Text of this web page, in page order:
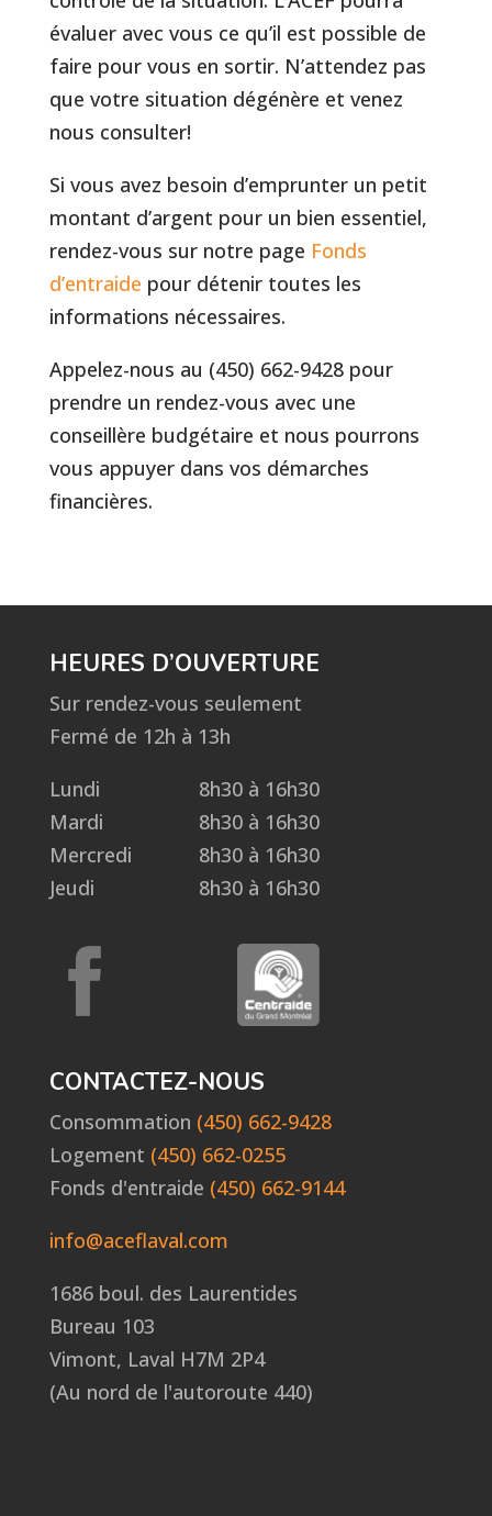
évaluer avec vous ce qu’il est possible de
faire pour vous en sortir. N’attendez pas
que votre situation dégénère et venez
nous consulter!
Si vous avez besoin d’emprunter un petit
montant d’argent pour un bien essentiel,
rendez-vous sur notre page Fonds
d’entraide pour détenir toutes les
informations nécessaires.
Appelez-nous au (450) 662-9428 pour
prendre un rendez-vous avec une
conseillère budgétaire et nous pourrons
vous appuyer dans vos démarches
financières.
HEURES D’OUVERTURE
Sur rendez-vous seulement
Fermé de 12h à 13h
Lundi
8h30 à 16h30
Mardi
8h30 à 16h30
Mercredi
8h30 à 16h30
Jeudi
8h30 à 16h30
CONTACTEZ-NOUS
Consommation (450) 662-9428
Logement (450) 662-0255
Fonds d'entraide (450) 662-9144
info@aceflaval.com
1686 boul. des Laurentides
Bureau 103
Vimont, Laval H7M 2P4
(Au nord de l'autoroute 440)